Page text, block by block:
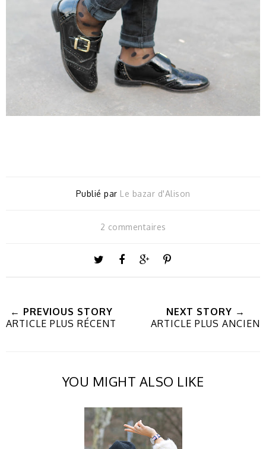
Publié par Le bazar d'Alison
2 commentaires
← PREVIOUS STORY
ARTICLE PLUS RÉCENT
NEXT STORY →
ARTICLE PLUS ANCIEN
YOU MIGHT ALSO LIKE